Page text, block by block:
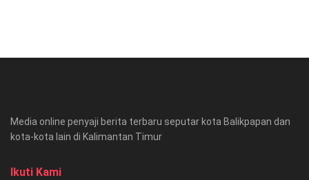
Media online penyaji berita terbaru seputar kota Balikpapan dan
kota-kota lain di Kalimantan Timur
Ikuti Kami